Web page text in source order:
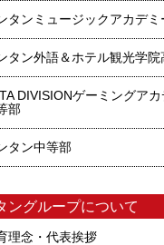
タンミュージックアカデミ
タン外語＆ホテル観光学院
DIVISIONゲーミングアカ
部
タン中等部
ングループについて
理念・代表挨拶